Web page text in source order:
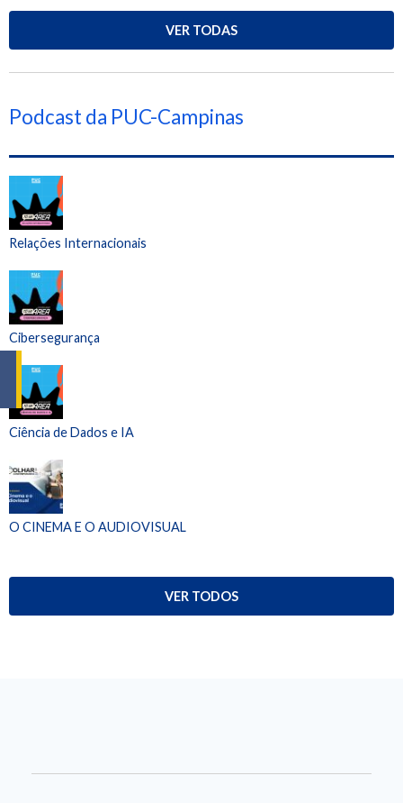
VER TODAS
Podcast da PUC-Campinas
Relações Internacionais
Cibersegurança
Ciência de Dados e IA
O CINEMA E O AUDIOVISUAL
VER TODOS